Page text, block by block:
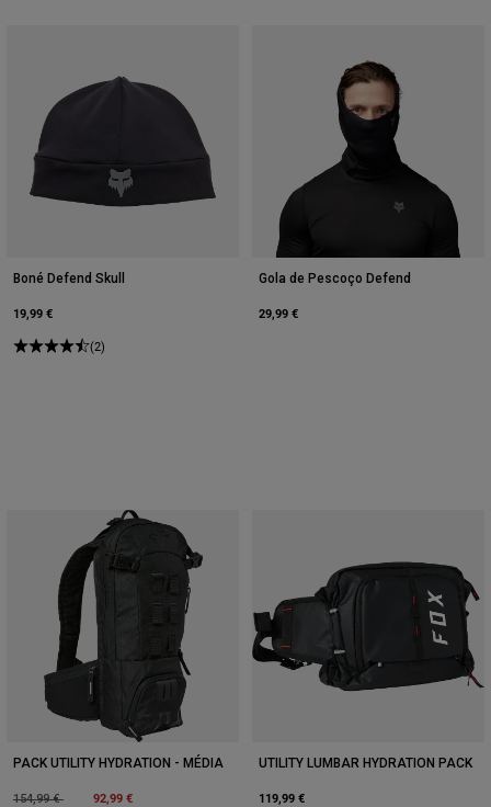
Boné Defend Skull
19,99 €
(2)
Gola de Pescoço Defend
29,99 €
PACK UTILITY HYDRATION - MÉDIA
Price reduced from
154,99 €to 92,99 €
UTILITY LUMBAR HYDRATION PACK
119,99 €